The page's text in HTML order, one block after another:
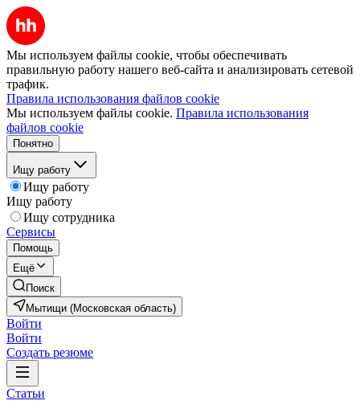
Мы используем файлы cookie, чтобы обеспечивать
правильную работу нашего веб-сайта и анализировать сетевой
трафик.
Правила использования файлов cookie
Мы используем файлы cookie. Правила использования
файлов cookie
Понятно
Ищу работу
Ищу работу
Ищу работу
Ищу сотрудника
Сервисы
Помощь
Ещё
Поиск
Мытищи (Московская область)
Войти
Войти
Создать резюме
Статьи